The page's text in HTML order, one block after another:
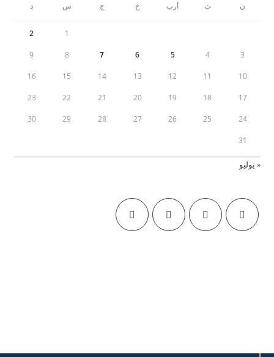
ن ث أرب خ ج س د
1
2
3
4
5
6
7
8
9
10
11
12
13
14
15
16
17
18
19
20
21
22
23
24
25
26
27
28
29
30
31
« يوليو